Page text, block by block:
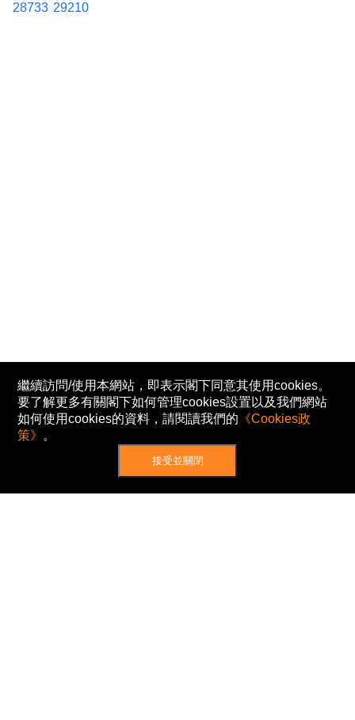
28733 29210
繼續訪問/使用本網站，即表示閣下同意其使用cookies。
要了解更多有關閣下如何管理cookies設置以及我們網站
如何使用cookies的資料，請閱讀我們的 《Cookies政
策》 。
接受並關閉